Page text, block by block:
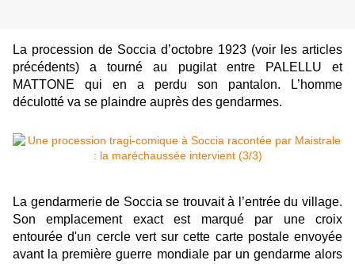
La procession de Soccia d’octobre 1923 (voir les articles
précédents) a tourné au pugilat entre PALELLU et
MATTONE qui en a perdu son pantalon. L’homme
déculotté va se plaindre auprès des gendarmes.
La gendarmerie de Soccia se trouvait à l’entrée du village.
Son emplacement exact est marqué par une croix
entourée d'un cercle vert sur cette carte postale envoyée
avant la première guerre mondiale par un gendarme alors